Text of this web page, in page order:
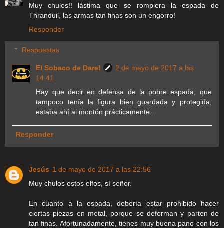
Muy chulos!! lástima que se rompiera la espada de
Thranduil, las armas tan finas son un engorro!
Responder
Respuestas
El Sobaco de Darel
2 de mayo de 2017 a las
14:41
Hay que decir en defensa de la pobre espada, que
tampoco tenía la figura bien guardada y protegida,
estaba ahí al montón prácticamente...
Responder
Jesús 1 de mayo de 2017 a las 22:56
Muy chulos estos elfos, sí señor.
En cuanto a la espada, debería estar prohibido hacer
ciertas piezas en metal, porque se deforman y parten de
tan finas. Afortunadamente, tienes muy buena pano con los